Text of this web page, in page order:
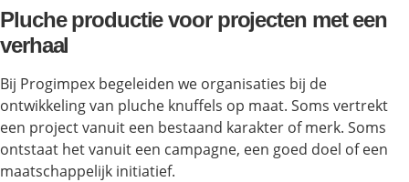
Pluche productie voor projecten met een
verhaal
Bij Progimpex begeleiden we organisaties bij de
ontwikkeling van pluche knuffels op maat. Soms vertrekt
een project vanuit een bestaand karakter of merk. Soms
ontstaat het vanuit een campagne, een goed doel of een
maatschappelijk initiatief.